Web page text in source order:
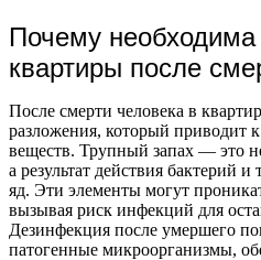
Почему
квартиры после
После смерти человека в
разложения, который приводит
веществ. Трупный запах — это
а результат действия бактерий
яд. Эти элементы могут
вызывая риск инфекций для
Дезинфекция после умершего
патогенные микроорганизмы,